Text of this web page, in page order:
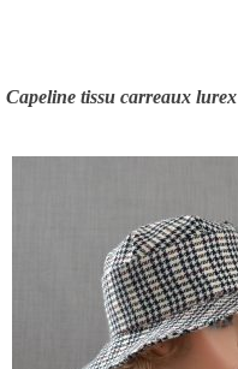
Capeline tissu carreaux lurex